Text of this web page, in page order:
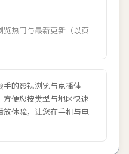
热门与最新更新（以页
手的影视浏览与点播体
便您按类型与地区快速
体验，让您在手机与电